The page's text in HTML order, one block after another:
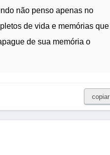
não penso apenas no
de vida e memórias que
de sua memória o
copiar